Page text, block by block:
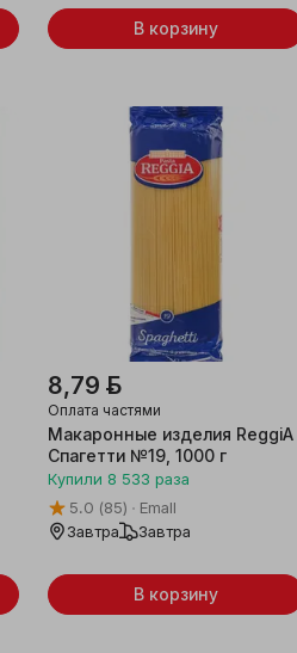
В корзину
8,79 ƃ
Оплата частями
Макаронные изделия ReggiA
Спагетти №19, 1000 г
Купили 8 533 раза
5.0 (85)
Emall
Завтра
Завтра
В корзину